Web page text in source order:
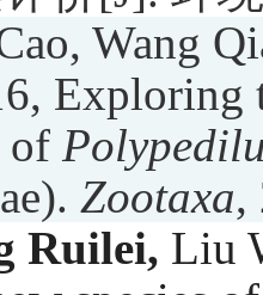
Wang
Exploring
of
Zootaxa,
Ruilei, Liu